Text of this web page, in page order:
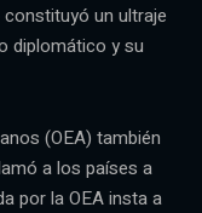
un ultraje
diplomático y su
(OEA) también
a los países a
por la OEA insta a